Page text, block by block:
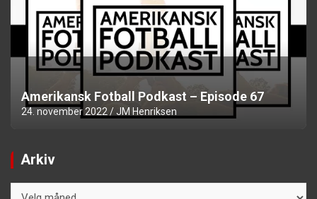
Amerikansk Fotball Podkast – Episode 67
24. november 2022 JM Henriksen
Arkiv